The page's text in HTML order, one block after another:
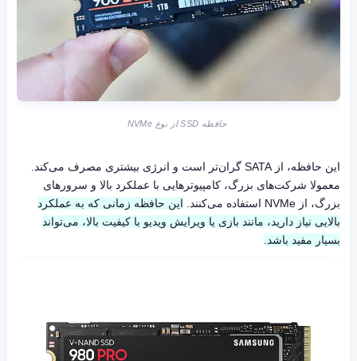
حافظه SSD از نوع NVMe
این حافظه، از SATA گران‌تر است و انرژی بیشتری مصرف می‌کند.
معمولا شرکت‌های بزرگ، کامپیوترهایی با عملکرد بالا و سرورهای
بزرگ، از NVMe استفاده می‌کنند.
این حافظه زمانی که به عملکرد
بالایی نیاز دارید، مانند بازی یا ویرایش ویدیو با کیفیت بالا، می‌تواند
بسیار مفید باشد.